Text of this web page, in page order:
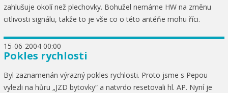
zahlušuje okolí než plechovky. Bohužel nemáme HW na změnu
citlivosti signálu, takže to je vše co o této antéňe mohu říci.
15-06-2004 00:00
Pokles rychlosti
Byl zaznamenán výrazný pokles rychlosti. Proto jsme s Pepou
vylezli na hůru „JZD bytovky“ a natvrdo resetovali hl. AP. Nyní je